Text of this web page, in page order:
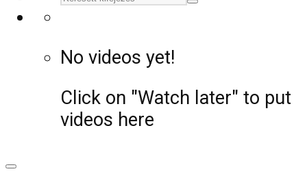
No videos yet!
Click on "Watch later" to put
videos here